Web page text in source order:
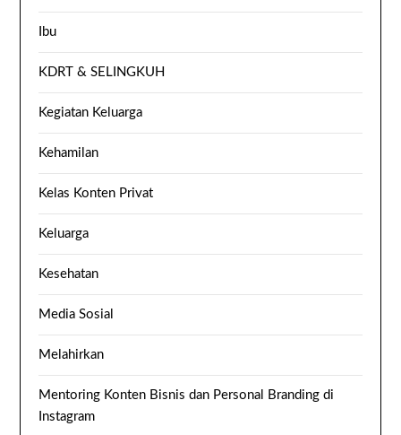
Ibu
KDRT & SELINGKUH
Kegiatan Keluarga
Kehamilan
Kelas Konten Privat
Keluarga
Kesehatan
Media Sosial
Melahirkan
Mentoring Konten Bisnis dan Personal Branding di
Instagram